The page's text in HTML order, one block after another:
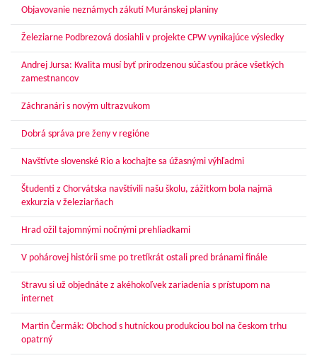
Objavovanie neznámych zákutí Muránskej planiny
Železiarne Podbrezová dosiahli v projekte CPW vynikajúce výsledky
Andrej Jursa: Kvalita musí byť prirodzenou súčasťou práce všetkých
zamestnancov
Záchranári s novým ultrazvukom
Dobrá správa pre ženy v regióne
Navštívte slovenské Rio a kochajte sa úžasnými výhľadmi
Študenti z Chorvátska navštívili našu školu, zážitkom bola najmä
exkurzia v železiarňach
Hrad ožil tajomnými nočnými prehliadkami
V pohárovej histórii sme po tretíkrát ostali pred bránami finále
Stravu si už objednáte z akéhokoľvek zariadenia s prístupom na
internet
Martin Čermák: Obchod s hutníckou produkciou bol na českom trhu
opatrný